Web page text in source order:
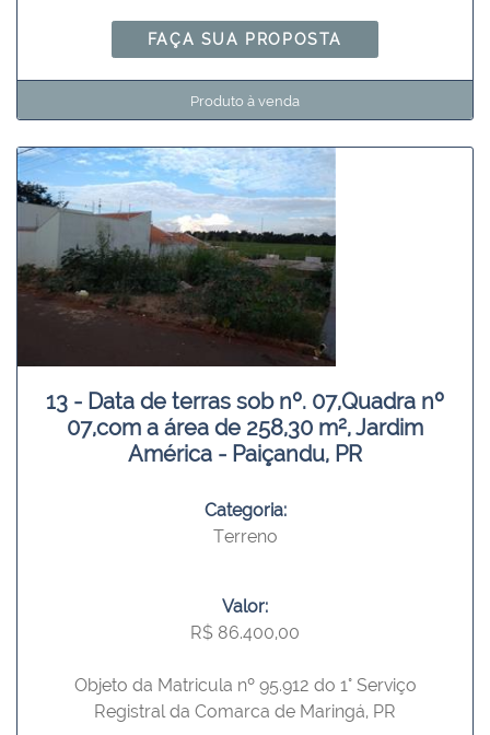
FAÇA SUA PROPOSTA
Produto à venda
13 - Data de terras sob nº. 07,Quadra nº
07,com a área de 258,30 m², Jardim
América - Paiçandu, PR
Categoria:
Terreno
Valor:
R$ 86.400,00
Objeto da Matricula nº 95.912 do 1° Serviço
Registral da Comarca de Maringá, PR